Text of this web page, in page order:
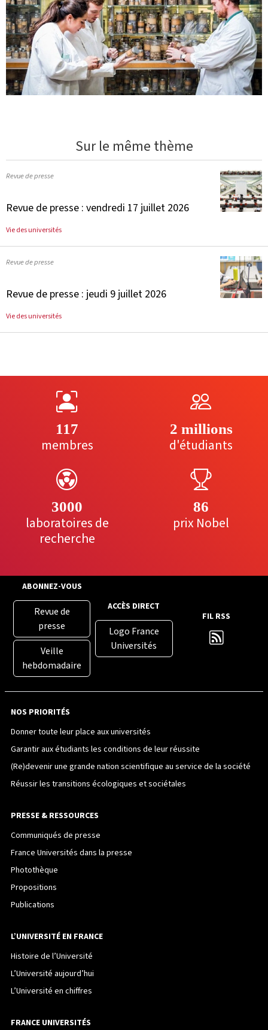
Sur le même thème
Revue de presse
Revue de presse : vendredi 17 juillet 2026
Vie des universités
Revue de presse
Revue de presse : jeudi 9 juillet 2026
Vie des universités
117
membres
2 millions
d'étudiants
3000
laboratoires de
recherche
86
prix Nobel
ABONNEZ-VOUS
Revue de
presse
Veille
hebdomadaire
ACCÈS DIRECT
Logo France
Universités
FIL RSS
NOS PRIORITÉS
Donner toute leur place aux universités
Garantir aux étudiants les conditions de leur réussite
(Re)devenir une grande nation scientifique au service de la société
Réussir les transitions écologiques et sociétales
PRESSE & RESSOURCES
Communiqués de presse
France Universités dans la presse
Photothèque
Propositions
Publications
L’UNIVERSITÉ EN FRANCE
Histoire de l’Université
L’Université aujourd’hui
L’Université en chiffres
FRANCE UNIVERSITÉS